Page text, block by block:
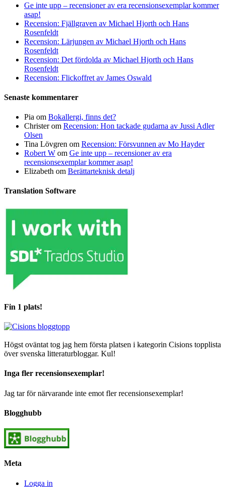
Ge inte upp – recensioner av era recensionsexemplar kommer
asap!
Recension: Fjällgraven av Michael Hjorth och Hans
Rosenfeldt
Recension: Lärjungen av Michael Hjorth och Hans
Rosenfeldt
Recension: Det fördolda av Michael Hjorth och Hans
Rosenfeldt
Recension: Flickoffret av James Oswald
Senaste kommentarer
Pia om Bokallergi, finns det?
Christerom Recension: Hon tackade gudarna av Jussi Adler
Olsen
Tina Lövgren om Recension: Försvunnen av Mo Hayder
Robert W om Ge inte upp – recensioner av era
recensionsexemplar kommer asap!
Elizabeth om Berättarteknisk detalj
Translation Software
Fin 1 plats!
Högst oväntat tog jag hem första platsen i kategorin Cisions topplista
över svenska litteraturbloggar. Kul!
Inga fler recensionsexemplar!
Jag tar för närvarande inte emot fler recensionsexemplar!
Blogghubb
Meta
Logga in